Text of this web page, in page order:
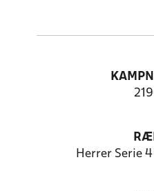
Herrer Serie